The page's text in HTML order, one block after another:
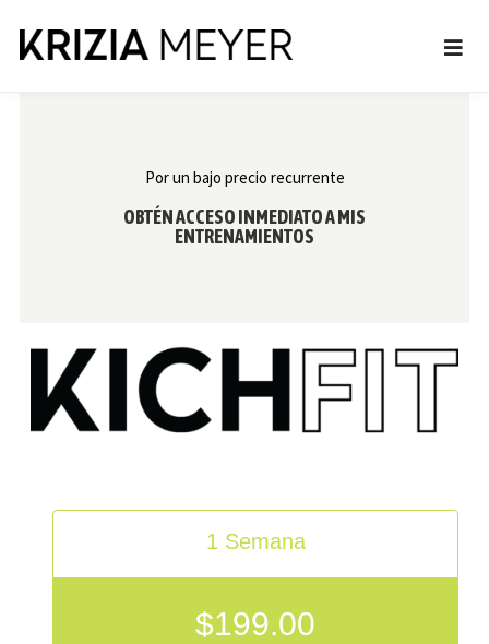
Por un bajo precio recurrente
OBTÉN ACCESO INMEDIATO A MIS
ENTRENAMIENTOS
1 Semana
$199.00